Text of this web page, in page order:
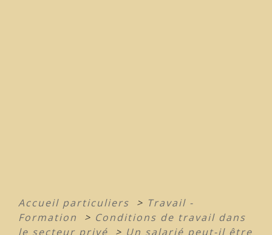
Accueil particuliers > Travail -
Formation
> Conditions de travail dans
le secteur privé
> Un salarié peut-il être